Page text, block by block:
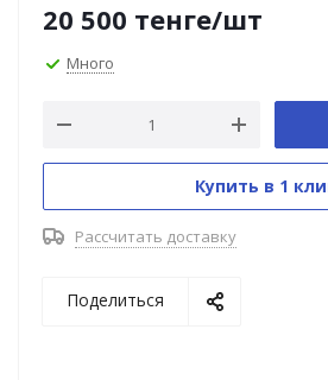
20 500 тенге/шт
Много
Купить в 1
Рассчитать доставку
Поделиться